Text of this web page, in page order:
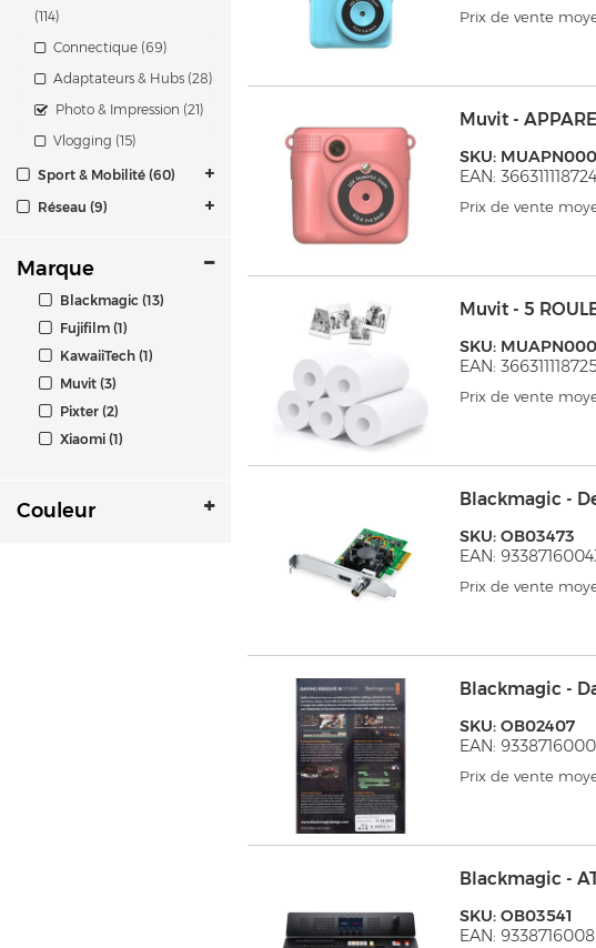
(114)
Connectique (69)
Adaptateurs & Hubs (28)
Photo & Impression (21)
Vlogging (15)
Sport & Mobilité (60)
Réseau (9)
Marque
Blackmagic (13)
Fujifilm (1)
KawaiiTech (1)
Muvit (3)
Pixter (2)
Xiaomi (1)
Couleur
Prix de vente
Muvit -
SKU:
EAN:
Prix de vente
Muvit - 5
SKU:
EAN:
Prix de vente
Blackmagic -
SKU: OB03473
EAN:
Prix de vente
Blackmagic -
SKU: OB02407
EAN:
Prix de vente
Blackmagic -
SKU: OB03541
EAN: